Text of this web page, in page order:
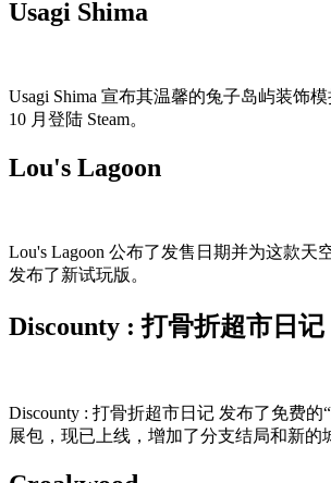
Usagi Shima
Usagi Shima 宣布其温馨的兔子岛屿装饰
10 月登陆 Steam。
Lou's Lagoon
Lou's Lagoon 公布了发售日期并为这款天
发布了新试玩版。
Discounty : 打骨折超市日记
Discounty : 打骨折超市日记 发布了免费的
展包，现已上线，增加了分支结局和新的